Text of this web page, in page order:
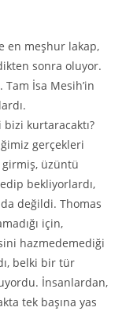
en meşhur lakap,
sonra oluyor.
İsa Mesih’in
bizi kurtaracaktı?
gerçekleri
üzüntü
bekliyorlardı,
değildi. Thomas
için,
hazmedemediği
belki bir tür
İnsanlardan,
tek başına yas